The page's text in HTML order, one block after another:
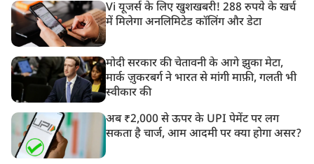
Vi यूजर्स के लिए खुशखबरी! 288 रुपये के खर्च
में मिलेगा अनलिमिटेड कॉलिंग और डेटा
मोदी सरकार की चेतावनी के आगे झुका मेटा,
मार्क ज़ुकरबर्ग ने भारत से मांगी माफ़ी, गलती भी
स्वीकार की
अब ₹2,000 से ऊपर के UPI पेमेंट पर लग
सकता है चार्ज, आम आदमी पर क्या होगा असर?